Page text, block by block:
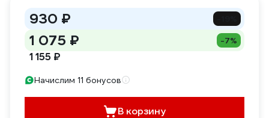
930 ₽
1 075 ₽ -7%
1 155 ₽
Начислим 11 бонусов
В корзину